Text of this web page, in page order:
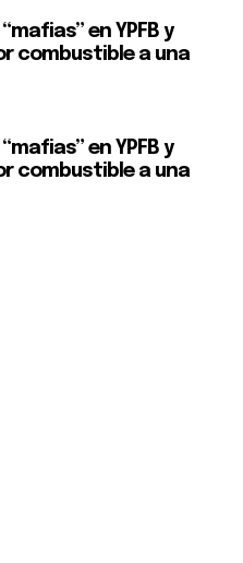
en YPFB y
combustible a una
en YPFB y
combustible a una